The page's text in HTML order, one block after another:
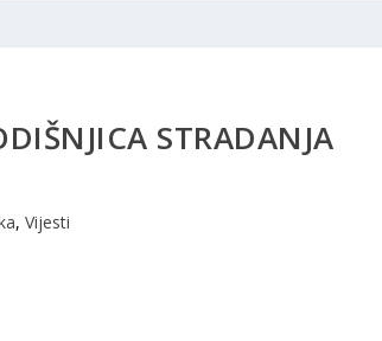
STRADANJA
, Vijesti